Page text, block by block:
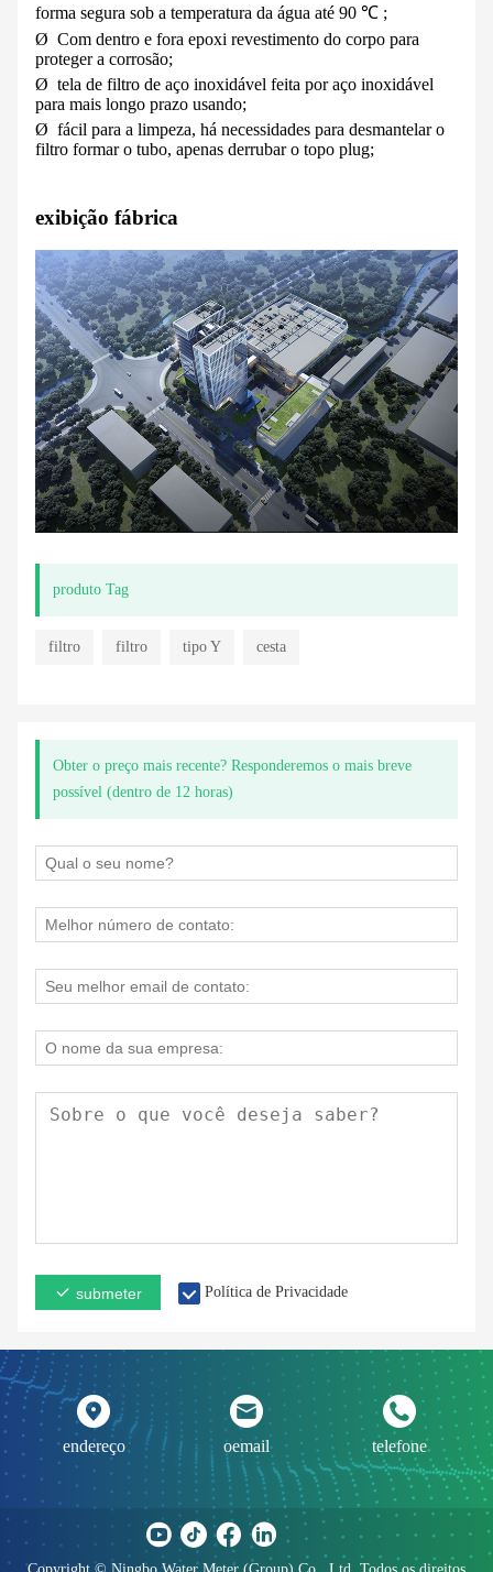
forma segura sob a temperatura da água até 90 ℃ ;
Ø Com dentro e fora epoxi revestimento do corpo para
proteger a corrosão;
Ø tela de filtro de aço inoxidável feita por aço inoxidável
para mais longo prazo usando;
Ø fácil para a limpeza, há necessidades para desmantelar o
filtro formar o tubo, apenas derrubar o topo plug;
exibição fábrica
produto Tag
filtro filtro tipo Y cesta
Obter o preço mais recente? Responderemos o mais breve
possível (dentro de 12 horas)
submeter Política de Privacidade
endereço oemail telefone